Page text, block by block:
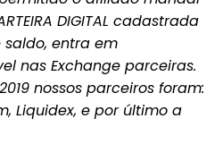
DIGITAL cadastrada
saldo, entra em
nas Exchange parceiras.
nossos parceiros foram:
Liquidex, e por último a